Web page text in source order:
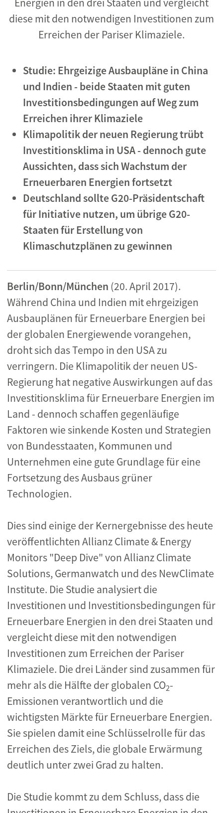
Energien in den drei Staaten und vergleicht
diese mit den notwendigen Investitionen zum
Erreichen der Pariser Klimaziele.
Studie: Ehrgeizige Ausbaupläne in China
und Indien - beide Staaten mit guten
Investitionsbedingungen auf Weg zum
Erreichen ihrer Klimaziele
Klimapolitik der neuen Regierung trübt
Investitionsklima in USA - dennoch gute
Aussichten, dass sich Wachstum der
Erneuerbaren Energien fortsetzt
Deutschland sollte G20-Präsidentschaft
für Initiative nutzen, um übrige G20-
Staaten für Erstellung von
Klimaschutzplänen zu gewinnen
Berlin/Bonn/München (20. April 2017).
Während China und Indien mit ehrgeizigen
Ausbauplänen für Erneuerbare Energien bei
der globalen Energiewende vorangehen,
droht sich das Tempo in den USA zu
verringern. Die Klimapolitik der neuen US-
Regierung hat negative Auswirkungen auf das
Investitionsklima für Erneuerbare Energien im
Land - dennoch schaffen gegenläufige
Faktoren wie sinkende Kosten und Strategien
von Bundesstaaten, Kommunen und
Unternehmen eine gute Grundlage für eine
Fortsetzung des Ausbaus grüner
Technologien.
Dies sind einige der Kernergebnisse des heute
veröffentlichten Allianz Climate & Energy
Monitors "Deep Dive" von Allianz Climate
Solutions, Germanwatch und des NewClimate
Institute. Die Studie analysiert die
Investitionen und Investitionsbedingungen für
Erneuerbare Energien in den drei Staaten und
vergleicht diese mit den notwendigen
Investitionen zum Erreichen der Pariser
Klimaziele. Die drei Länder sind zusammen für
mehr als die Hälfte der globalen CO2-
Emissionen verantwortlich und die
wichtigsten Märkte für Erneuerbare Energien.
Sie spielen damit eine Schlüsselrolle für das
Erreichen des Ziels, die globale Erwärmung
deutlich unter zwei Grad zu halten.
Die Studie kommt zu dem Schluss, dass die